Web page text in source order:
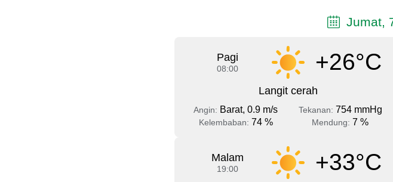
Jumat,
Pagi
08:00 +26°C
Langit cerah
Angin: Barat, 0.9 m/s Tekanan: 754 mmHg
Kelembaban: 74 % Mendung: 7 %
Malam
19:00 +33°C